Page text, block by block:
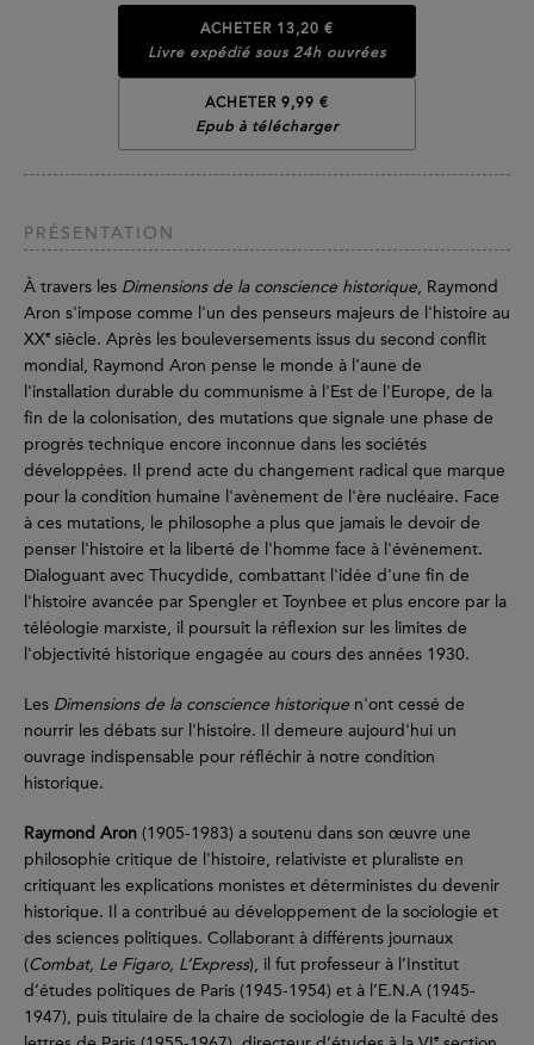
ACHETER 13,20 €
Livre expédié sous 24h ouvrées
ACHETER 9,99 €
Epub à télécharger
PRÉSENTATION
À travers les Dimensions de la conscience historique, Raymond
Aron s'impose comme l'un des penseurs majeurs de l'histoire au
XXe siècle. Après les bouleversements issus du second conflit
mondial, Raymond Aron pense le monde à l'aune de
l'installation durable du communisme à l'Est de l'Europe, de la
fin de la colonisation, des mutations que signale une phase de
progrès technique encore inconnue dans les sociétés
développées. Il prend acte du changement radical que marque
pour la condition humaine l'avènement de l'ère nucléaire. Face
à ces mutations, le philosophe a plus que jamais le devoir de
penser l'histoire et la liberté de l'homme face à l'évènement.
Dialoguant avec Thucydide, combattant l'idée d'une fin de
l'histoire avancée par Spengler et Toynbee et plus encore par la
téléologie marxiste, il poursuit la réflexion sur les limites de
l'objectivité historique engagée au cours des années 1930.
Les Dimensions de la conscience historique n'ont cessé de
nourrir les débats sur l'histoire. Il demeure aujourd'hui un
ouvrage indispensable pour réfléchir à notre condition
historique.
Raymond Aron (1905-1983) a soutenu dans son œuvre une
philosophie critique de l'histoire, relativiste et pluraliste en
critiquant les explications monistes et déterministes du devenir
historique. Il a contribué au développement de la sociologie et
des sciences politiques. Collaborant à différents journaux
(Combat, Le Figaro, L’Express), il fut professeur à l’Institut
d’études politiques de Paris (1945-1954) et à l’E.N.A (1945-
1947), puis titulaire de la chaire de sociologie de la Faculté des
e